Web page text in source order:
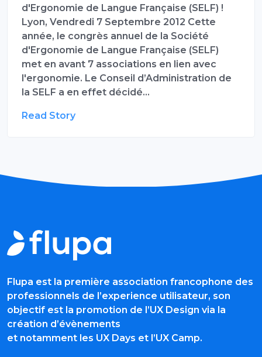
d'Ergonomie de Langue Française (SELF) !
Lyon, Vendredi 7 Septembre 2012 Cette
année, le congrès annuel de la Société
d'Ergonomie de Langue Française (SELF)
met en avant 7 associations en lien avec
l'ergonomie. Le Conseil d’Administration de
la SELF a en effet décidé…
Read Story
Flupa est la première association francophone des
professionnels de l’experience utilisateur, son
objectif est la promotion de l’UX Design via la
création d’évènements
et notamment les UX Days et l’UX Camp.